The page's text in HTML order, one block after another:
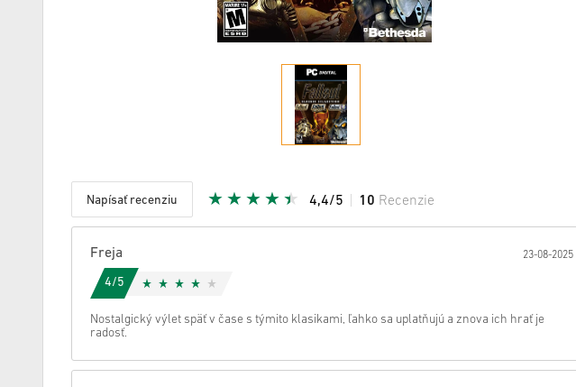
Napísať recenziu 4,4/5 10 Recenzie
Freja 23-08-2025
4/5
Nostalgický výlet späť v čase s týmito klasikami, ľahko sa uplatňujú a znova ich hrať je
radosť.